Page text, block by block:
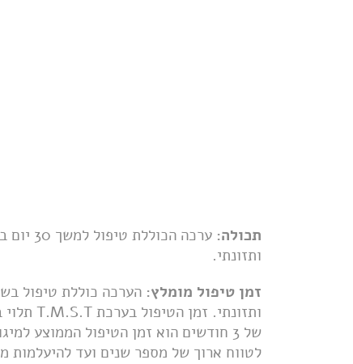
תכולה:
ערכה
ותזונתי.
זמן טיפול מומלץ:הערכה כוללת טיפול
ותזונתי. זמן הטיפול בערכת T.M.S.T
של 3 חודשים הוא זמן הטיפול הממוצע
לטווח ארוך של מספר שנים ועד להיעלמות